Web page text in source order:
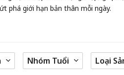
phá giới hạn bản thân mỗi ngày.
Nhóm Tuổi Loại